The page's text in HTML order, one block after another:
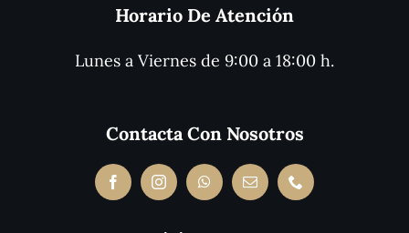
Horario De Atención
Lunes a Viernes de 9:00 a 18:00 h.
Contacta Con Nosotros